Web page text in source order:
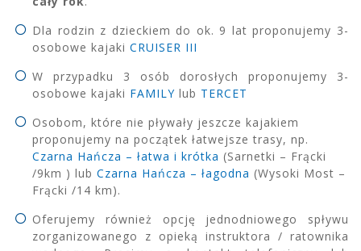
Dla rodzin z dzieckiem do ok. 9 lat proponujemy 3-
osobowe kajaki CRUISER III
W przypadku 3 osób dorosłych proponujemy 3-
osobowe kajaki FAMILY lub TERCET
Osobom, które nie pływały jeszcze kajakiem
proponujemy na początek łatwejsze trasy, np.
Czarna Hańcza – łatwa i krótka (Sarnetki – Frącki
/9km ) lub Czarna Hańcza – łagodna (Wysoki Most –
Frącki /14 km).
Oferujemy również opcję jednodniowego spływu
zorganizowanego z opieką instruktora / ratownika